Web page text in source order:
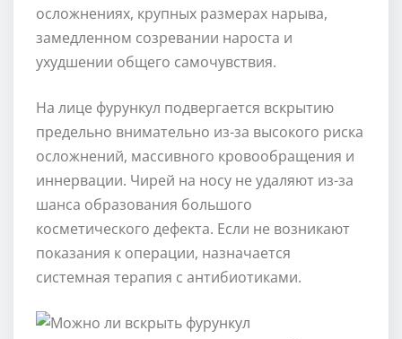
осложнениях, крупных размерах нарыва,
замедленном созревании нароста и
ухудшении общего самочувствия.
На лице фурункул подвергается вскрытию
предельно внимательно из-за высокого риска
осложнений, массивного кровообращения и
иннервации. Чирей на носу не удаляют из-за
шанса образования большого
косметического дефекта. Если не возникают
показания к операции, назначается
системная терапия с антибиотиками.